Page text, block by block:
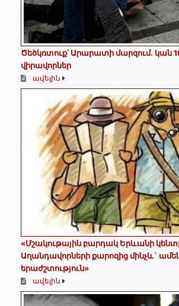
Ծեծկռտուք՝ Արարատի մարզում. կան
վիրավորներ
ավելին
«Մշակութային բարդակ Երևանի
Աղանդավորների քարոզից մինչև`
երաժշտություն»
ավելին